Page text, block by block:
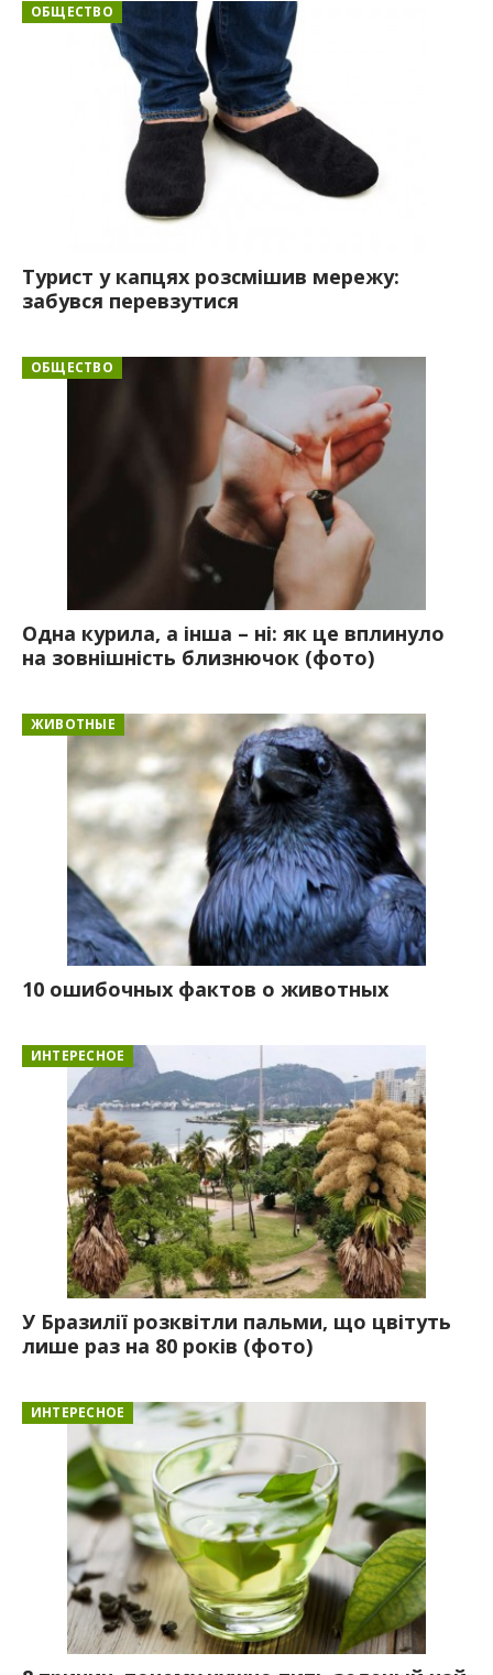
ОБЩЕСТВО
Турист у капцях розсмішив мережу:
забувся перевзутися
ОБЩЕСТВО
Одна курила, а інша – ні: як це вплинуло
на зовнішність близнючок (фото)
ЖИВОТНЫЕ
10 ошибочных фактов о животных
ИНТЕРЕСНОЕ
У Бразилії розквітли пальми, що цвітуть
лише раз на 80 років (фото)
ИНТЕРЕСНОЕ